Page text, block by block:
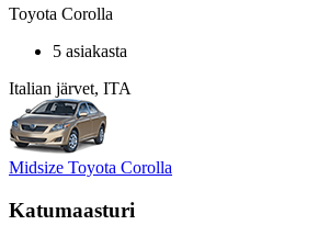
Toyota Corolla
5 asiakasta
Italian järvet, ITA
Midsize Toyota Corolla
Katumaasturi